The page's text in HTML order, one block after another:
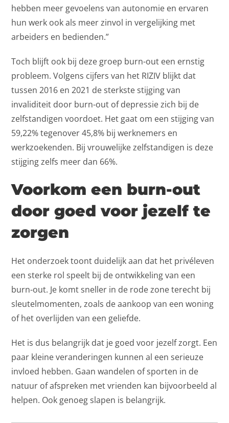
hebben meer gevoelens van autonomie en ervaren
hun werk ook als meer zinvol in vergelijking met
arbeiders en bedienden.”
Toch blijft ook bij deze groep burn-out een ernstig
probleem. Volgens cijfers van het RIZIV blijkt dat
tussen 2016 en 2021 de sterkste stijging van
invaliditeit door burn-out of depressie zich bij de
zelfstandigen voordoet. Het gaat om een stijging van
59,22% tegenover 45,8% bij werknemers en
werkzoekenden. Bij vrouwelijke zelfstandigen is deze
stijging zelfs meer dan 66%.
Voorkom een burn-out
door goed voor jezelf te
zorgen
Het onderzoek toont duidelijk aan dat het privéleven
een sterke rol speelt bij de ontwikkeling van een
burn-out. Je komt sneller in de rode zone terecht bij
sleutelmomenten, zoals de aankoop van een woning
of het overlijden van een geliefde.
Het is dus belangrijk dat je goed voor jezelf zorgt. Een
paar kleine veranderingen kunnen al een serieuze
invloed hebben. Gaan wandelen of sporten in de
natuur of afspreken met vrienden kan bijvoorbeeld al
helpen. Ook genoeg slapen is belangrijk.